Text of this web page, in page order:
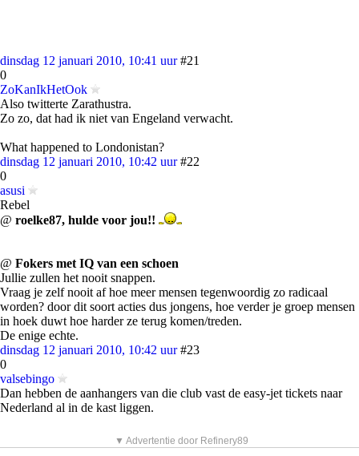
dinsdag 12 januari 2010, 10:41 uur #21
0
ZoKanIkHetOok
Also twitterte Zarathustra.
Zo zo, dat had ik niet van Engeland verwacht.
What happened to Londonistan?
dinsdag 12 januari 2010, 10:42 uur #22
0
asusi
Rebel
@ roelke87, hulde voor jou!!
@ Fokers met IQ van een schoen
Jullie zullen het nooit snappen.
Vraag je zelf nooit af hoe meer mensen tegenwoordig zo radicaal
worden? door dit soort acties dus jongens, hoe verder je groep mensen
in hoek duwt hoe harder ze terug komen/treden.
De enige echte.
dinsdag 12 januari 2010, 10:42 uur #23
0
valsebingo
Dan hebben de aanhangers van die club vast de easy-jet tickets naar
Nederland al in de kast liggen.
▼ Advertentie door Refinery89